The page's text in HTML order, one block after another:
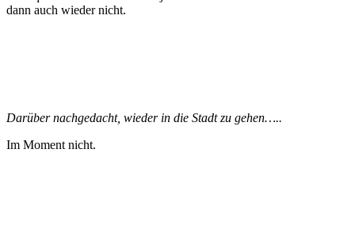
dann auch wieder nicht.
Darüber nachgedacht, wieder in die Stadt zu gehen…..
Im Moment nicht.